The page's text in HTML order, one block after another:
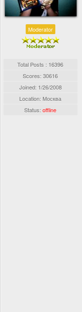
Moderator
Total Posts : 16396
Scores: 30616
Joined: 1/26/2008
Location: Москва
Status:offline